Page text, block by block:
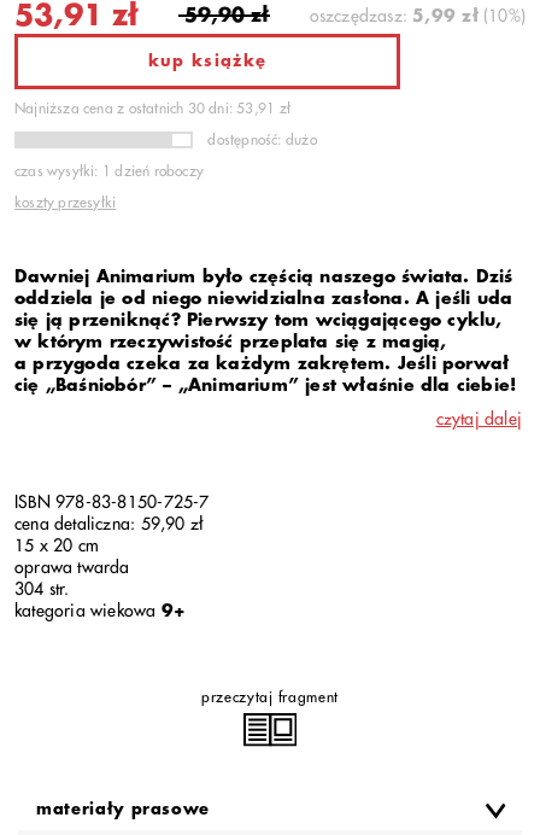
53,91 zł 59,90 zł oszczędzasz: 5,99 zł(10%)
kup książkę
Najniższa cena z ostatnich 30 dni: 53,91 zł
dostępność: dużo
czas wysyłki: 1 dzień roboczy
koszty przesyłki
Dawniej Animarium było częścią naszego świata. Dziś
oddziela je od niego niewidzialna zasłona. A jeśli uda
się ją przeniknąć? Pierwszy tom wciągającego cyklu,
w którym rzeczywistość przeplata się z magią,
a przygoda czeka za każdym zakrętem. Jeśli porwał
cię „Baśniobór” – „Animarium” jest właśnie dla ciebie!
czytaj dalej
ISBN 978-83-8150-725-7
cena detaliczna: 59,90 zł
15 x 20 cm
oprawa twarda
304 str.
kategoria wiekowa 9+
przeczytaj fragment
materiały prasowe